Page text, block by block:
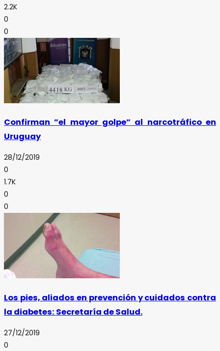
2.2K
0
0
Confirman ”el mayor golpe” al narcotráfico en
Uruguay
28/12/2019
0
1.7K
0
0
Los pies, aliados en prevención y cuidados contra
la diabetes: Secretaría de Salud.
27/12/2019
0